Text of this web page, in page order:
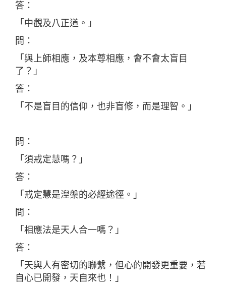
答：
「中觀及八正道。」
問：
「與上師相應，及本尊相應，會不會太盲目
了？」
答：
「不是盲目的信仰，也非盲修，而是理智。」
問：
「須戒定慧嗎？」
答：
「戒定慧是湼槃的必經途徑。」
問：
「相應法是天人合一嗎？」
答：
「天與人有密切的聯繫，但心的開發更重要，若
自心已開發，天自來也！」